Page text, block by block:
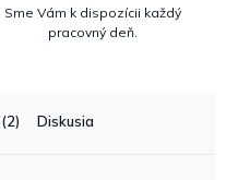
Sme Vám k dispozícii každý
pracovný deň.
Diskusia